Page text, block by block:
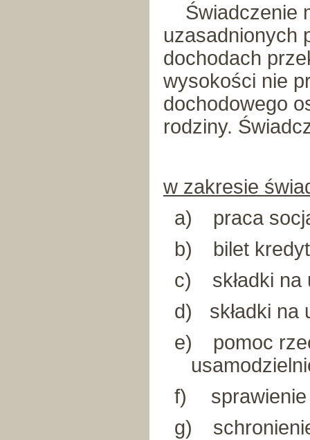
Świadczenie
uzasadnionych
dochodach
wysokości nie
dochodowego
rodziny.
w zakresie
a)
praca
b)
bilet
c)
składki
d)
składki na
e)
pomoc
f)
g)